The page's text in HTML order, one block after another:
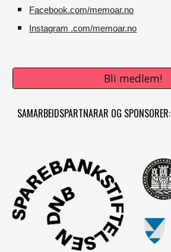
Facebook.com/memoar.no
Instagram .com/memoar.no
Bli medlem!
SAMARBEIDSPARTNARAR OG SPONSORER: